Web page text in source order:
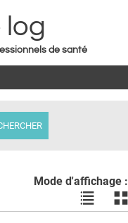
log
de santé
Mode d'affichage :
Voir
les
les